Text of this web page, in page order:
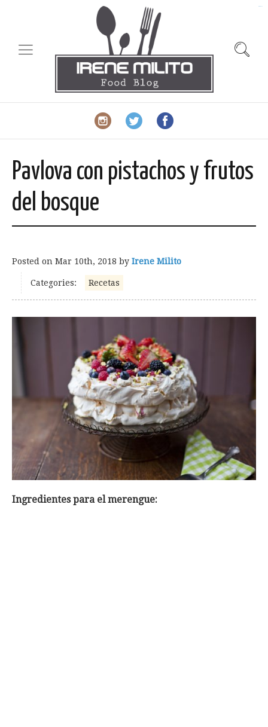
Pavlova con pistachos y frutos
del bosque
Posted on Mar 10th, 2018 by Irene Milito
Categories: Recetas
Ingredientes para el merengue: